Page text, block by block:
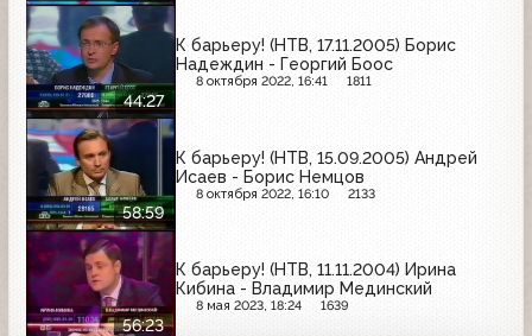
44:27
К барьеру! (НТВ, 17.11.2005) Борис
Надеждин - Георгий Боос
8 октября 2022, 16:41 1811
58:59
К барьеру! (НТВ, 15.09.2005) Андрей
Исаев - Борис Немцов
8 октября 2022, 16:10 2133
56:23
К барьеру! (НТВ, 11.11.2004) Ирина
Кибина - Владимир Мединский
8 мая 2023, 18:24 1639